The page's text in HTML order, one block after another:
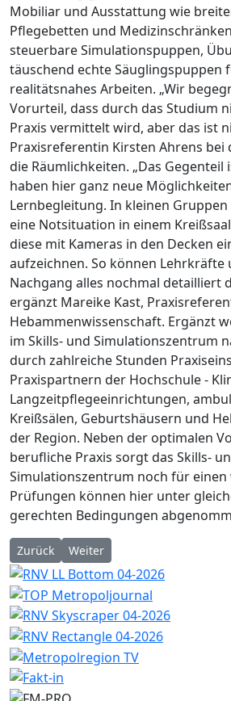
Mobiliar und Ausstattung wie
Pflegebetten und
steuerbare Simulationspuppen,
täuschend echte Säuglingspuppen
realitätsnahes Arbeiten. „Wir
Vorurteil, dass durch das Studium
Praxis vermittelt wird, aber das ist
Praxisreferentin Kirsten Ahrens bei
die Räumlichkeiten. „Das Gegenteil
haben hier ganz neue
Lernbegleitung. In kleinen Gruppen
eine Notsituation in einem
diese mit Kameras in den Decken
aufzeichnen. So können Lehrkräfte
Nachgang alles nochmal detailliert
ergänzt Mareike Kast,
Hebammenwissenschaft. Ergänzt
im Skills- und Simulationszentrum
durch zahlreiche Stunden
Praxispartnern der Hochschule -
Langzeitpflegeeinrichtungen,
Kreißsälen, Geburtshäusern und
der Region. Neben der optimalen
berufliche Praxis sorgt das Skills-
Simulationszentrum noch für
Prüfungen können hier unter
gerechten Bedingungen
Vorheriger Beitrag: „Keine Likes für
Zurück Nächster Beitrag: Gerüst für
Weiter